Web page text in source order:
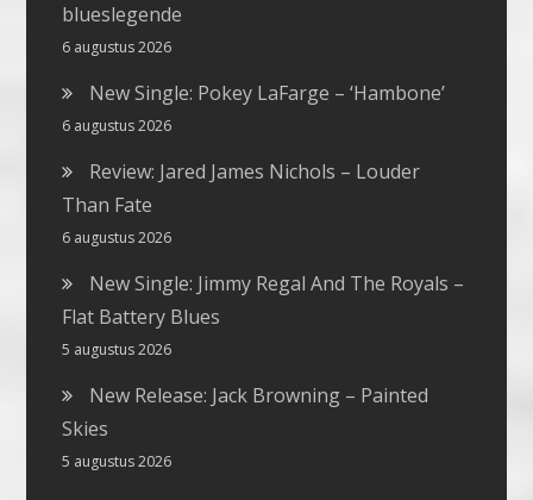
blueslegende
6 augustus 2026
New Single: Pokey LaFarge – ‘Hambone’
6 augustus 2026
Review: Jared James Nichols – Louder
Than Fate
6 augustus 2026
New Single: Jimmy Regal And The Royals –
Flat Battery Blues
5 augustus 2026
New Release: Jack Browning – Painted
Skies
5 augustus 2026